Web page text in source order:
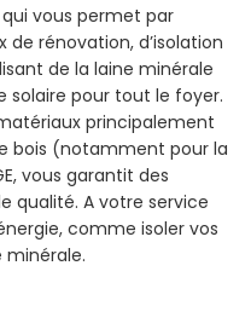
vous permet par
rénovation, d’isolation
de la laine minérale
solaire pour tout le foyer.
principalement
bois (notamment pour la
vous garantit des
qualité. A votre service
comme isoler vos
minérale.